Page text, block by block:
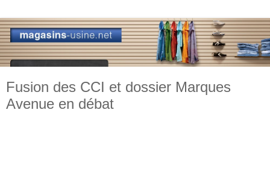
Fusion des CCI et dossier Marques
Avenue en débat